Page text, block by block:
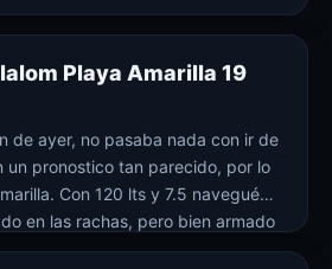
Playa Amarilla 19
de ayer, no pasaba nada con ir de
un pronostico tan parecido, por lo
Con 120 lts y 7.5 navegué
en las rachas, pero bien armado
ola en ritoque
A